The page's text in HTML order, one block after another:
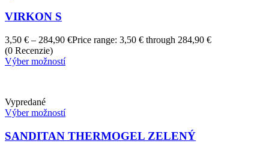
VIRKON S
3,50 € – 284,90 €Price range: 3,50 € through 284,90 €
(0 Recenzie)
Výber možností
Vypredané
Výber možností
SANDITAN THERMOGEL ZELENÝ